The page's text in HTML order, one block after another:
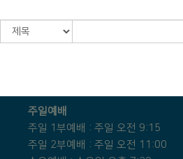
주일예배
주일 1부예배 : 주일 오전 9:15
주일 2부예배 : 주일 오전 11:00